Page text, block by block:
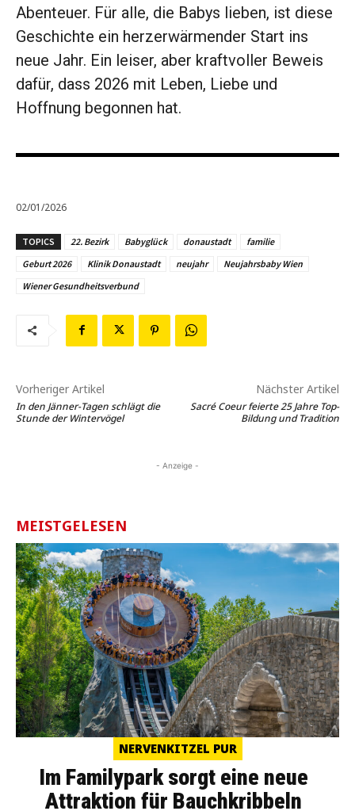
Abenteuer. Für alle, die Babys lieben, ist diese
Geschichte ein herzerwärmender Start ins
neue Jahr. Ein leiser, aber kraftvoller Beweis
dafür, dass 2026 mit Leben, Liebe und
Hoffnung begonnen hat.
02/01/2026
TOPICS 22. Bezirk Babyglück donaustadt
familie
Geburt 2026
Klinik Donaustadt neujahr
Neujahrsbaby Wien
Wiener Gesundheitsverbund
Vorheriger Artikel
In den Jänner-Tagen schlägt die
Stunde der Wintervögel
Nächster Artikel
Sacré Coeur feierte 25 Jahre Top-
Bildung und Tradition
- Anzeige -
MEISTGELESEN
NERVENKITZEL PUR
Im Familypark sorgt eine neue
Attraktion für Bauchkribbeln